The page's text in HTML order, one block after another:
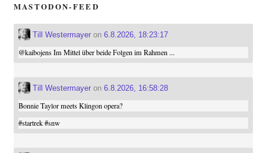
MASTODON-FEED
Till Westermayeron 6.8.2026, 18:23:17
@kaibojensIm Mittel über beide Folgen im Rahmen ...
Till Westermayeron 6.8.2026, 16:58:28
Bonnie Taylor meets Klingon opera?
#startrek #snw